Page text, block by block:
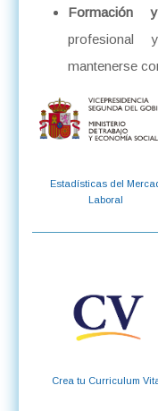
Formación
profesional
mantenerse
Estadísticas del
Laboral
Crea tu Curriculum